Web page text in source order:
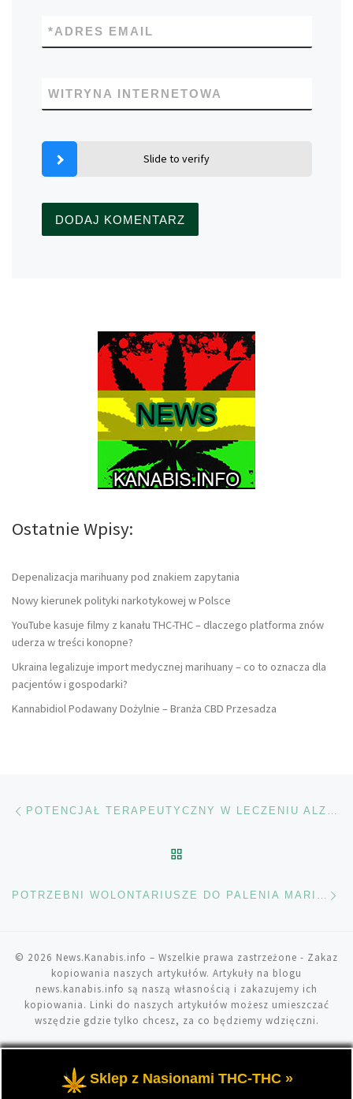
ADRES EMAIL
*
WITRYNA INTERNETOWA
Slide to verify
Ostatnie Wpisy:
Depenalizacja marihuany pod znakiem zapytania
Nowy kierunek polityki narkotykowej w Polsce
YouTube kasuje filmy z kanału THC-THC – dlaczego platforma znów
uderza w treści konopne?
Ukraina legalizuje import medycznej marihuany – co to oznacza dla
pacjentów i gospodarki?
Kannabidiol Podawany Dożylnie – Branża CBD Przesadza
Nawigacja wpisu POTENCJAŁ TERAPEUTYCZNY W LECZENIU ALZHEIMERA
© 2026 News.Kanabis.info – Wszelkie prawa zastrzeżone - Zakaz
kopiowania naszych artykułów. Artykuły na blogu
news.kanabis.info są naszą własnością i zakazujemy ich
kopiowania. Linki do naszych artykułów możesz umieszczać
wszędzie gdzie tylko chcesz, za co będziemy wdzięczni.
Sklep z Nasionami THC-THC »